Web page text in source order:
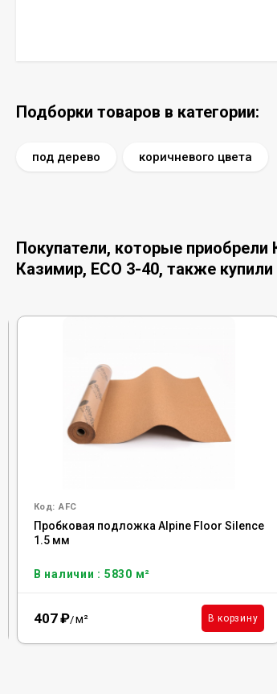
Подборки товаров в категории:
под дерево коричневого цвета
Покупатели, которые приобрели
Казимир, ЕСО 3-40, также купили
Код: AFC
Пробковая подложка Alpine Floor Silence
1.5 мм
В наличии : 5830 м²
407₽/м² В корзину